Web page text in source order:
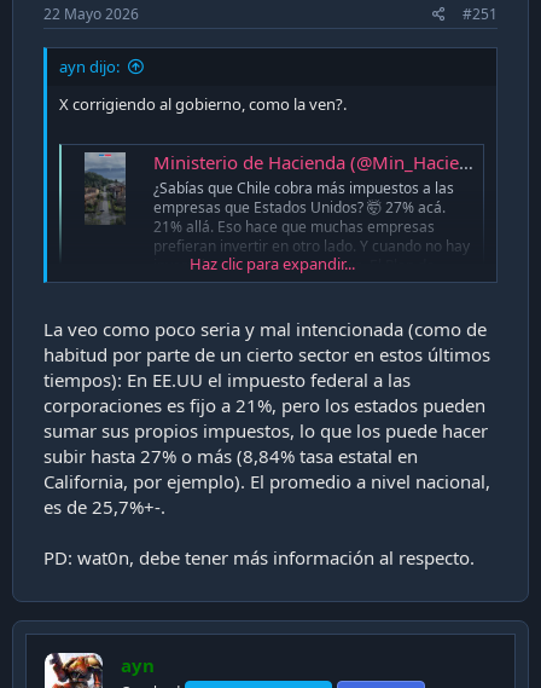
22 Mayo 2026 #251
ayn dijo:
X corrigiendo al gobierno, como la ven?.
Ministerio de Hacienda (@Min_Hacienda) on X
¿Sabías que Chile cobra más impuestos a las
empresas que Estados Unidos? 🤯 27% acá.
21% allá. Eso hace que muchas empresas
prefieran invertir en otro lado. Y cuando no hay
inversión, no se crean empleos. El Plan de
#ReconstrucciónNacional busca revertir esto.
Haz clic para expandir...
La veo como poco seria y mal intencionada (como de
habitud por parte de un cierto sector en estos últimos
tiempos): En EE.UU el impuesto federal a las
corporaciones es fijo a 21%, pero los estados pueden
sumar sus propios impuestos, lo que los puede hacer
subir hasta 27% o más (8,84% tasa estatal en
California, por ejemplo). El promedio a nivel nacional,
es de 25,7%+-.
PD: wat0n, debe tener más información al respecto.
ayn